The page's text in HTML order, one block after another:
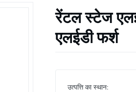
रेंटल स्टेज
एलईडी फर्श
उत्पत्ति का स्थान: